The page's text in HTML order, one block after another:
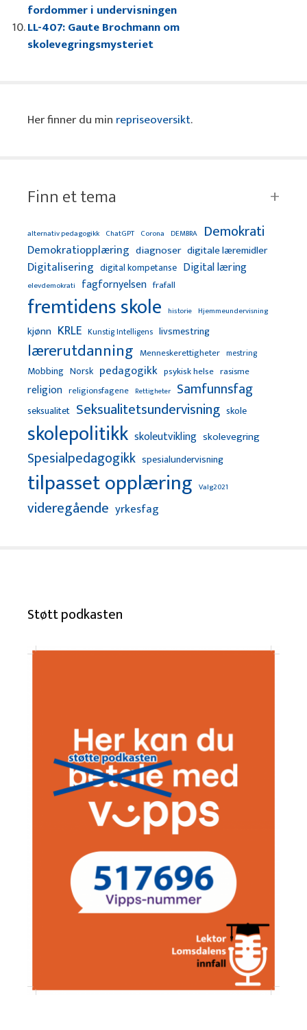
fordommer i undervisningen
LL-407: Gaute Brochmann om
skolevegringsmysteriet
Her finner du min repriseoversikt.
Finn et tema
alternativ pedagogikk ChatGPT Corona DEMBRA Demokrati
Demokratiopplæring diagnoser digitale læremidler
Digitalisering digital kompetanse Digital læring
elevdemokrati fagfornyelsen frafall
fremtidens skole historie Hjemmeundervisning
kjønn KRLE Kunstig Intelligens livsmestring
lærerutdanning Menneskerettigheter mestring
Mobbing Norsk pedagogikk psykisk helse rasisme
religion religionsfagene Rettigheter Samfunnsfag
seksualitet Seksualitetsundervisning skole
skolepolitikk skoleutvikling skolevegring
Spesialpedagogikk spesialundervisning
tilpasset opplæring Valg2021
videregående yrkesfag
Støtt podkasten